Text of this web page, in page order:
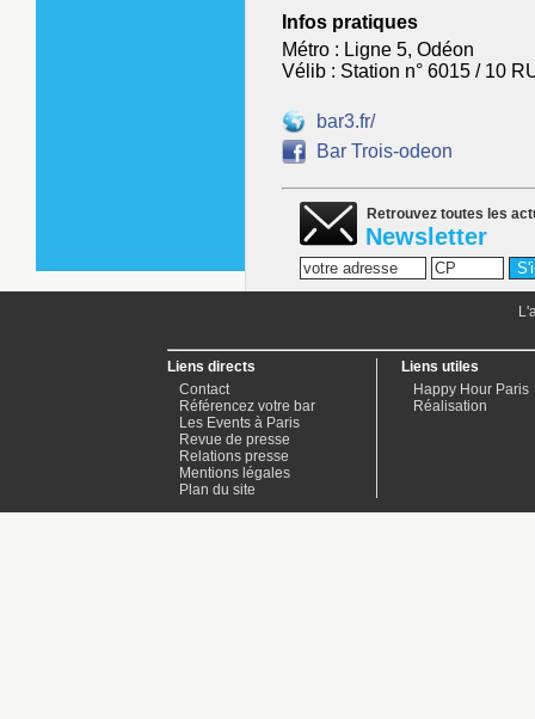
Infos pratiques
Métro : Ligne 5, Odéon
Vélib : Station n° 6015 / 10
bar3.fr/
Bar Trois-odeon
Retrouvez toutes les
Newsletter
Liens directs
Contact
Référencez votre bar
Les Events à Paris
Revue de presse
Relations presse
Mentions légales
Plan du site
Liens utiles
Happy Hour Paris
Réalisation